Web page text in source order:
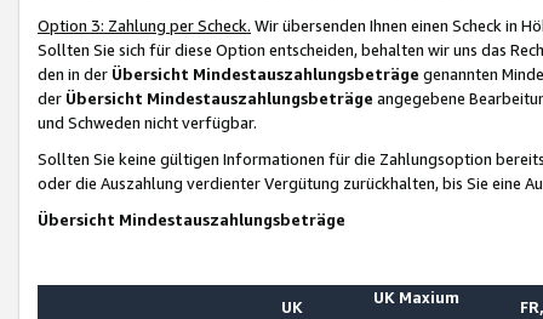
Option 3: Zahlung per Scheck. Wir übersenden Ihnen einen Scheck in
Sollten Sie sich für diese Option entscheiden, behalten wir uns das
den in der Übersicht Mindestauszahlungsbeträge genannten
der Übersicht Mindestauszahlungsbeträge angegebene
und Schweden nicht verfügbar.
Sollten Sie keine gültigen Informationen für die Zahlungsoption
oder die Auszahlung verdienter Vergütung zurückhalten, bis Sie
Übersicht Mindestauszahlungsbeträge
UK
UK Maxium